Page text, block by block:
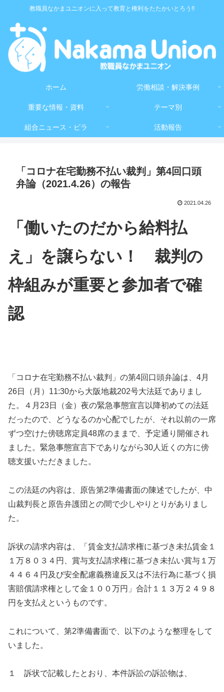
教職員なかまユニオンに入って教育と権利をたたかいとろう!!
ホーム 労働相談・解決事例
重要な情報・資料 テーマ別
組合ニュース・ビラ 活動報告
「コロナ在宅勤務不払い裁判」第4回口頭
弁論（2021.4.26）の報告
2021.04.26
「働いたのだから給料払
え」を譲らない！ 裁判の
枠組みが重要と参加者で確
認
「コロナ在宅勤務不払い裁判」の第4回口頭弁論は、4月
26日（月）11:30から大阪地裁202号大法廷でありまし
た。４月23日（金）夜の緊急事態宣言以降初めての法廷
だったので、どうなるのか心配でしたが、それ以前の一席
ずつ空けた傍聴席定員48席のままで、予定通り開催され
ました。緊急事態宣言下でありながら30人近くの方に傍
聴支援いただきました。
この法廷の内容は、原告第2準備書面の陳述でしたが、中
山裁判長と原告弁護団との間で少しやりとりがありまし
た。
訴状の請求内容は、「賃金支払請求権に基づき未払賃金１
１万８０３４円、賞与支払請求権に基づき未払い賞与１万
４４６４円及び安全配慮義務違反又は不法行為に基づく損
害賠償請求権として金１００万円」合計１１３万２４９８
円を支払えというものです。
これについて、第2準備書面で、以下のような整理をして
いました。
１ 訴状で記載したとおり、本件訴訟の訴訟物は、